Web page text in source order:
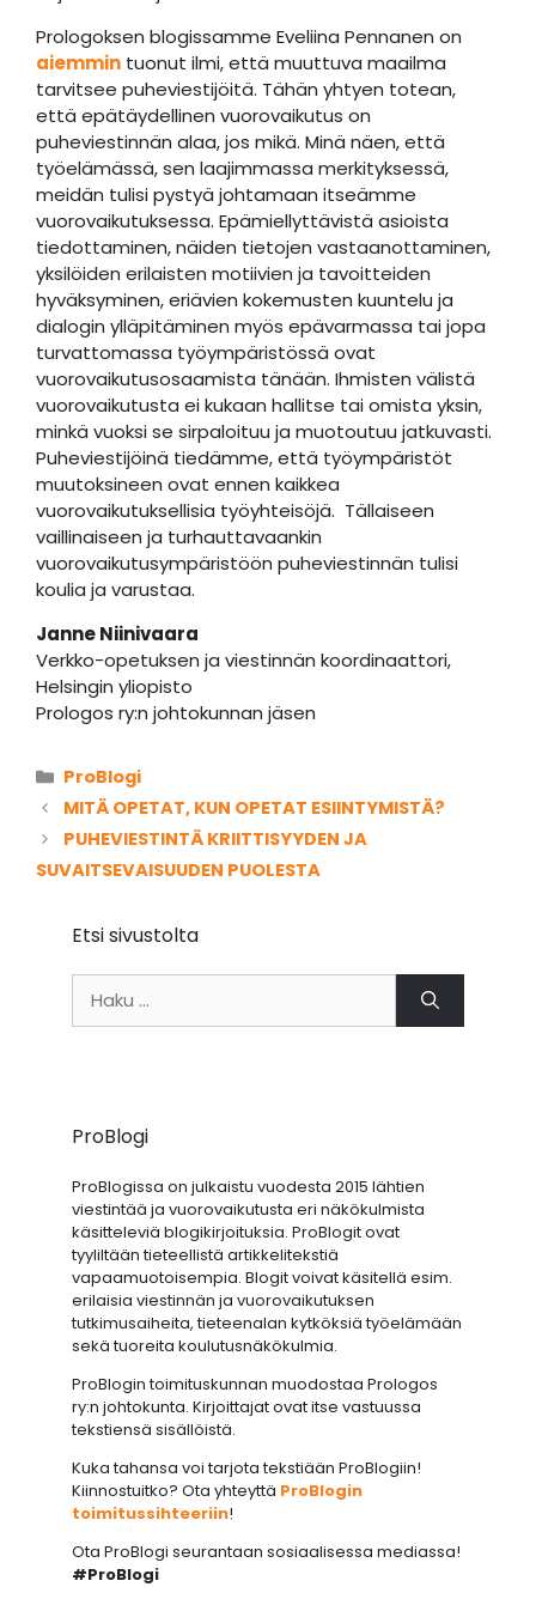
Prologoksen blogissamme Eveliina Pennanen on
aiemmin tuonut ilmi, että muuttuva maailma
tarvitsee puheviestijöitä. Tähän yhtyen totean,
että epätäydellinen vuorovaikutus on
puheviestinnän alaa, jos mikä. Minä näen, että
työelämässä, sen laajimmassa merkityksessä,
meidän tulisi pystyä johtamaan itseämme
vuorovaikutuksessa. Epämiellyttävistä asioista
tiedottaminen, näiden tietojen vastaanottaminen,
yksilöiden erilaisten motiivien ja tavoitteiden
hyväksyminen, eriävien kokemusten kuuntelu ja
dialogin ylläpitäminen myös epävarmassa tai jopa
turvattomassa työympäristössä ovat
vuorovaikutusosaamista tänään. Ihmisten välistä
vuorovaikutusta ei kukaan hallitse tai omista yksin,
minkä vuoksi se sirpaloituu ja muotoutuu jatkuvasti.
Puheviestijöinä tiedämme, että työympäristöt
muutoksineen ovat ennen kaikkea
vuorovaikutuksellisia työyhteisöjä. Tällaiseen
vaillinaiseen ja turhauttavaankin
vuorovaikutusympäristöön puheviestinnän tulisi
koulia ja varustaa.
Janne Niinivaara
Verkko-opetuksen ja viestinnän koordinaattori,
Helsingin yliopisto
Prologos ry:n johtokunnan jäsen
Kategoriat
ProBlogi
MITÄ OPETAT, KUN OPETAT ESIINTYMISTÄ?
PUHEVIESTINTÄ KRIITTISYYDEN JA
SUVAITSEVAISUUDEN PUOLESTA
Etsi sivustolta
ProBlogi
ProBlogissa on julkaistu vuodesta 2015 lähtien
viestintää ja vuorovaikutusta eri näkökulmista
käsitteleviä blogikirjoituksia. ProBlogit ovat
tyyliltään tieteellistä artikkelitekstiä
vapaamuotoisempia. Blogit voivat käsitellä esim.
erilaisia viestinnän ja vuorovaikutuksen
tutkimusaiheita, tieteenalan kytköksiä työelämään
sekä tuoreita koulutusnäkökulmia.
ProBlogin toimituskunnan muodostaa Prologos
ry:n johtokunta. Kirjoittajat ovat itse vastuussa
tekstiensä sisällöistä.
Kuka tahansa voi tarjota tekstiään ProBlogiin!
Kiinnostuitko? Ota yhteyttä ProBlogin
toimitussihteeriin!
Ota ProBlogi seurantaan sosiaalisessa mediassa!
#ProBlogi